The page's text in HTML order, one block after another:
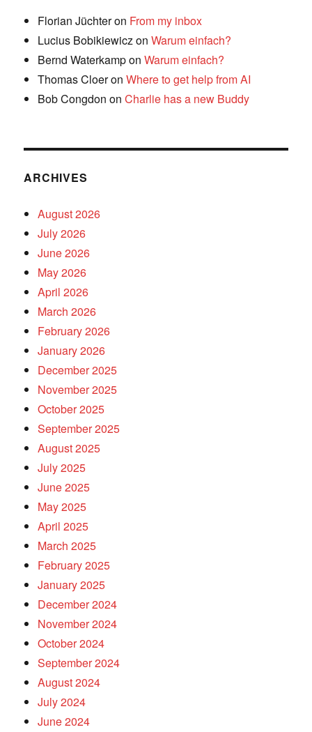
Florian Jüchteron From my inbox
Lucius BobikiewiczonWarum einfach?
Bernd WaterkamponWarum einfach?
Thomas CloeronWhere to get help from AI
Bob Congdon onCharlie has a new Buddy
ARCHIVES
August 2026
July 2026
June 2026
May 2026
April 2026
March 2026
February 2026
January 2026
December 2025
November 2025
October 2025
September 2025
August 2025
July 2025
June 2025
May 2025
April 2025
March 2025
February 2025
January 2025
December 2024
November 2024
October 2024
September 2024
August 2024
July 2024
June 2024